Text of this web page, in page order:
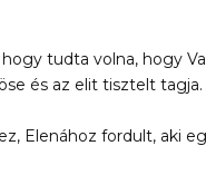
tudta volna, hogy
és az elit tisztelt tagja.
Elenához fordult, aki